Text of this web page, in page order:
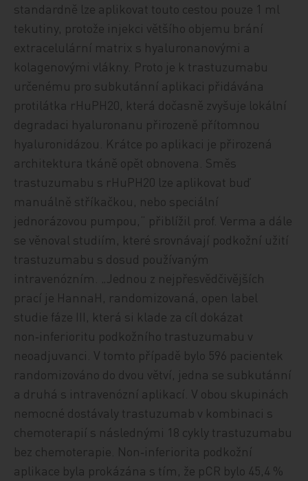
standardně lze aplikovat touto cestou pouze 1 ml
tekutiny, protože injekci většího objemu brání
extracelulární matrix s hyaluronanovými a
kolagenovými vlákny. Proto je k trastuzumabu
určenému pro subkutánní aplikaci přidávána
protilátka rHuPH20, která dočasně zvyšuje lokální
degradaci hyaluronanu přirozeně přítomnou
hyaluronidázou. Krátce po aplikaci je přirozená
architektura tkáně opět obnovena. Směs
trastuzumabu s rHuPH20 lze aplikovat buď
manuálně stříkačkou, nebo speciální
jednorázovou pumpou,“ přiblížil prof. Verma a dále
se věnoval studiím, které srovnávají podkožní užití
trastuzumabu s dosud používaným
intravenózním. „Jednou z nejpřesvědčivějších
prací je HannaH, randomizovaná, open label
studie fáze III, která si klade za cíl dokázat
non‑inferioritu podkožního trastuzumabu v
neoadjuvanci. V tomto případě bylo 596 pacientek
randomizováno do dvou větví, jedna se subkutánní
a druhá s intravenózní aplikací. V obou skupinách
nemocné dostávaly trastuzumab v kombinaci s
chemoterapií s následnými 18 cykly trastuzumabu
bez chemoterapie. Non‑inferiorita podkožní
aplikace byla prokázána s tím, že pCR bylo 45,4 %